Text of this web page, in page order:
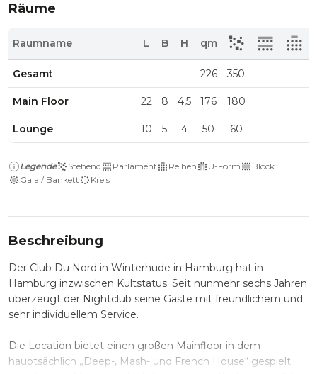
Räume
Raumname L B H qm
Gesamt 226 350
Main Floor 22 8 4,5 176 180
Lounge 10 5 4 50 60
Legende Stehend Parlament Reihen U-Form
Block
Gala / Bankett
Kreis
Beschreibung
Der Club Du Nord in Winterhude in Hamburg hat in
Hamburg inzwischen Kultstatus. Seit nunmehr sechs Jahren
überzeugt der Nightclub seine Gäste mit freundlichem und
sehr individuellem Service.
Die Location bietet einen großen Mainfloor in dem
hauptsächlich „Deep-, Mash- und French House“ gespielt